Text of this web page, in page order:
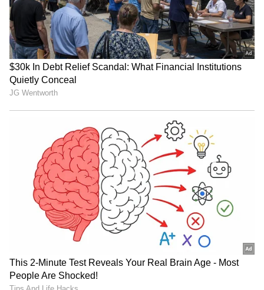
ಗ್ರಾಮದ ಸಮೀಪವೇ ಹೈನಾ ಕಾಣಿಸಿಕೊಂಡಿರುವ ಹಿನ್ನೆಲೆಯಲ್ಲಿ
ಗ್ರಾಮಸ್ಥರು ಆತಂಕಗೊಂಡಿದ್ದಾರೆ. ರಾತ್ರಿ ವೇಳೆಯಲ್ಲಿ
ವನ್ಯಜೀವಿಗಳ ಸಂಚಾರ ಹೆಚ್ಚು ಹಿನ್ನೆಲೆ ಹೊರಗಡೆ
ಓಡಾಡದಂತೆ, ರಾತ್ರಿ ವೇಳೆ ಸಂಚರಿಸದಮತೆ ಎಚ್ಚರಿಕೆ
ನೀಡಲಾಗಿದೆ.
LATEST VIDEOS